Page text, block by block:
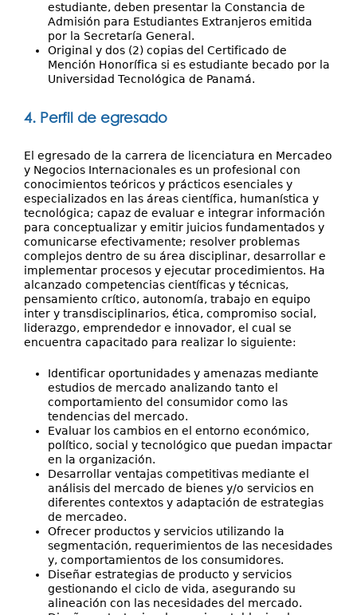
estudiante, deben presentar la Constancia de
Admisión para Estudiantes Extranjeros emitida
por la Secretaría General.
Original y dos (2) copias del Certificado de
Mención Honorífica si es estudiante becado por la
Universidad Tecnológica de Panamá.
4. Perfil de egresado
El egresado de la carrera de licenciatura en Mercadeo
y Negocios Internacionales es un profesional con
conocimientos teóricos y prácticos esenciales y
especializados en las áreas científica, humanística y
tecnológica; capaz de evaluar e integrar información
para conceptualizar y emitir juicios fundamentados y
comunicarse efectivamente; resolver problemas
complejos dentro de su área disciplinar, desarrollar e
implementar procesos y ejecutar procedimientos. Ha
alcanzado competencias científicas y técnicas,
pensamiento crítico, autonomía, trabajo en equipo
inter y transdisciplinarios, ética, compromiso social,
liderazgo, emprendedor e innovador, el cual se
encuentra capacitado para realizar lo siguiente:
Identificar oportunidades y amenazas mediante
estudios de mercado analizando tanto el
comportamiento del consumidor como las
tendencias del mercado.
Evaluar los cambios en el entorno económico,
político, social y tecnológico que puedan impactar
en la organización.
Desarrollar ventajas competitivas mediante el
análisis del mercado de bienes y/o servicios en
diferentes contextos y adaptación de estrategias
de mercadeo.
Ofrecer productos y servicios utilizando la
segmentación, requerimientos de las necesidades
y, comportamientos de los consumidores.
Diseñar estrategias de producto y servicios
gestionando el ciclo de vida, asegurando su
alineación con las necesidades del mercado.